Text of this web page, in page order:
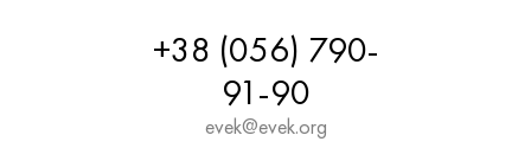
+38 (056) 790-
91-90
evek@evek.org